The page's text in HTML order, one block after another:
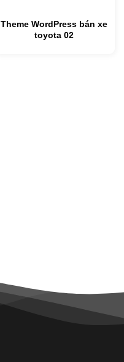
Theme WordPress bán xe
toyota 02